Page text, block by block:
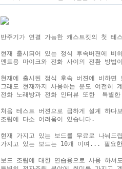
반주기가 연결 가능한 캐스트킷의 첫 테
현재 출시되어 있는 정식 후속버젼에
멘트용 마이크와 전화 사이의 전환 방법
현재에 출시된 정식 후속 버젼에 비하
그래도 현재까지 사용하는 분도 여전히
전화 노래방과 전화 인터뷰 또한  특별
처음 테스트 버젼으로 급하게 설계 하
조립에 다소 어려움이 있습니다.
현재 가지고 있는 보드를 무료로 나눠드
가지고 있는 보드는 10개 이며... 필요
보드 조립에 대한 연습용으로 사용 하셔